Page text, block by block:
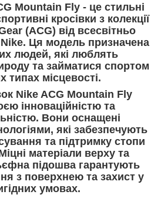
Mountain Fly - це стильні
кросівки з колекції
(ACG) від всесвітньо
Ця модель призначена
людей, які люблять
та займатися спортом
типах місцевості.
Nike ACG Mountain Fly
інноваційністю та
Вони оснащені
які забезпечують
та підтримку стопи
матеріали верху та
підошва гарантують
з поверхнею та захист у
умовах.